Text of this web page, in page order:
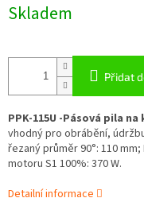
cena:
Skladem
Přidat
PPK-115U -Pásová pila na
vhodný pro obrábění,
řezaný průměr 90°: 110
motoru S1 100%: 370 W.
Detailní informace